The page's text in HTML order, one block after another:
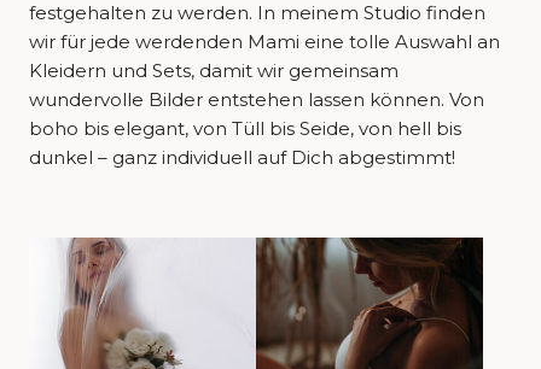
festgehalten zu werden. In meinem Studio finden
wir für jede werdenden Mami eine tolle Auswahl an
Kleidern und Sets, damit wir gemeinsam
wundervolle Bilder entstehen lassen können. Von
boho bis elegant, von Tüll bis Seide, von hell bis
dunkel – ganz individuell auf Dich abgestimmt!